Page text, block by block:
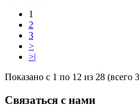
1
2
3
>
>|
Показано с 1 по 12 из 28 (всего
Связаться с нами